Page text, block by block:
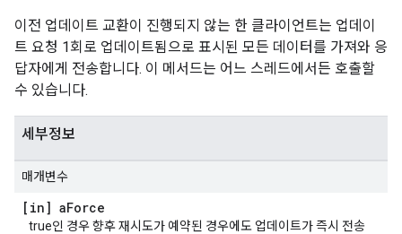
이전 업데이트 교환이 진행되지 않는 한 클라이언트는 업데이
트 요청 1회로 업데이트됨으로 표시된 모든 데이터를 가져와 응
답자에게 전송합니다. 이 메서드는 어느 스레드에서든 호출할
수 있습니다.
세부정보
매개변수
[in] aForce
true인 경우 향후 재시도가 예약된 경우에도 업데이트가 즉시 전송